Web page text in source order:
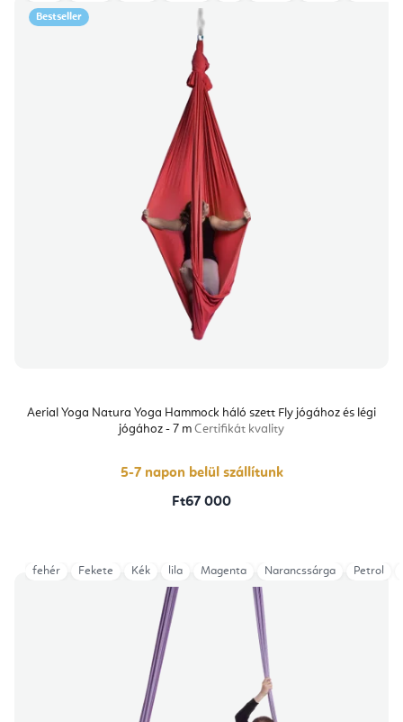
Bestseller
Aerial Yoga Natura Yoga Hammock háló szett Fly jógához és légi
jógához - 7 m Certifikát kvality
5-7 napon belül szállítunk
Ft67 000
fehér Fekete Kék lila Magenta Narancssárga Petrol